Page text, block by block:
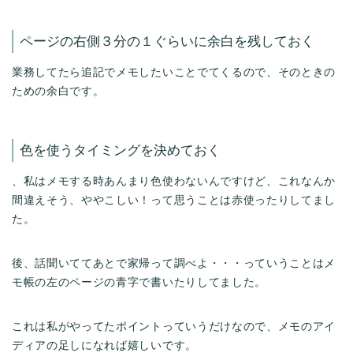
ページの右側３分の１ぐらいに余白を残しておく
業務してたら追記でメモしたいことでてくるので、そのときの
ための余白です。
色を使うタイミングを決めておく
、私はメモする時あんまり色使わないんですけど、これなんか
間違えそう、ややこしい！って思うことは赤使ったりしてまし
た。
後、話聞いててあとで家帰って調べよ・・・っていうことはメ
モ帳の左のページの青字で書いたりしてました。
これは私がやってたポイントっていうだけなので、メモのアイ
ディアの足しになれば嬉しいです。